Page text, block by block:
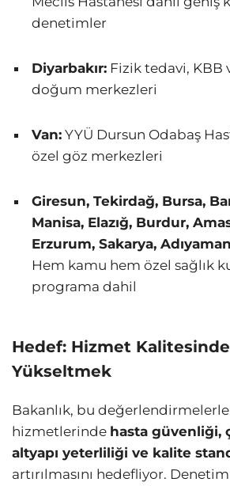
denetimler
Diyarbakır: Fizik tedavi, KBB
doğum merkezleri
Van: YYÜ Dursun Odabaş
özel göz merkezleri
Giresun, Tekirdağ, Bursa,
Manisa, Elazığ, Burdur,
Erzurum, Sakarya,
Hem kamu hem özel sağlık
programa dahil
Hedef: Hizmet
Yükseltmek
Bakanlık, bu değerlendirmelerle
hizmetlerinde hasta güvenliği,
altyapı yeterliliği ve kalite
artırılmasını hedefliyor.